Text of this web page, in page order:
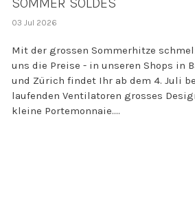
03 Jul 2026
Mit der grossen Sommerhitze
uns die Preise - in unseren Shops in
und Zürich findet Ihr ab dem 4. Juli
laufenden Ventilatoren grosses
kleine Portemonnaie....